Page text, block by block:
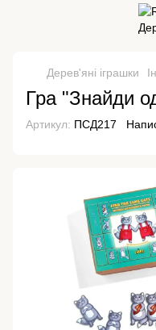
Дерев'яні іграшки
Гра "Знайди
Артикул: ПСД217